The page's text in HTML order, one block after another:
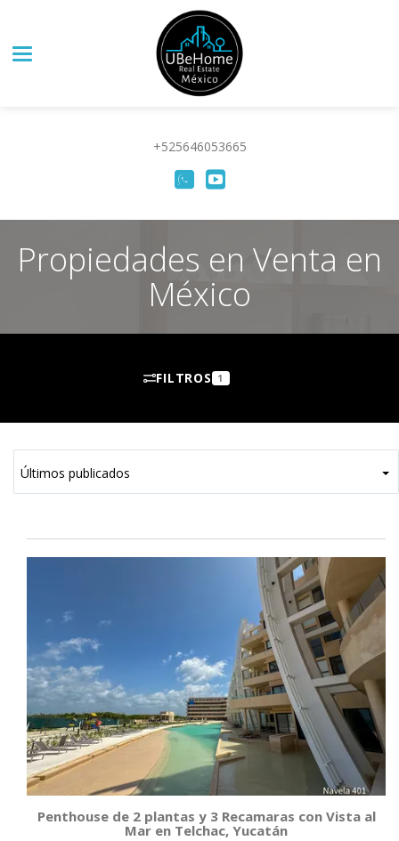
Toggle navigation
+525646053665
Propiedades en Venta en
México
FILTROS 1
Penthouse de 2 plantas y 3 Recamaras con Vista al
Mar en Telchac, Yucatán